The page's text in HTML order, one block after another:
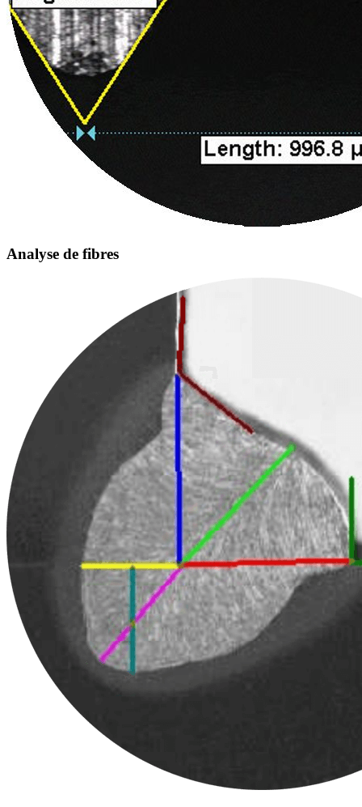
Analyse de fibres